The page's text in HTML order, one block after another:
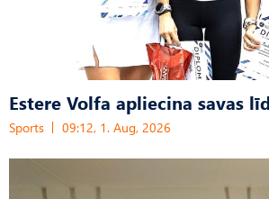
Estere Volfa apliecina savas
Sports 09:12, 1. Aug, 2026